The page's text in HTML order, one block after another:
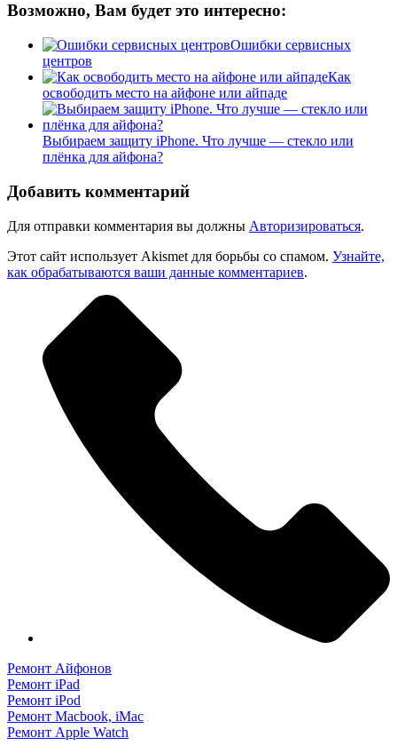
Возможно, Вам будет это интересно:
Ошибки сервисных
центров
Как
освободить место на айфоне или айпаде
Выбираем защиту iPhone. Что лучше — стекло или
плёнка для айфона?
Добавить комментарий
Для отправки комментария вы должны Авторизироваться.
Этот сайт использует Akismet для борьбы со спамом. Узнайте,
как обрабатываются ваши данные комментариев.
Ремонт Айфонов
Ремонт iPad
Ремонт iPod
Ремонт Macbook, iMac
Ремонт Apple Watch